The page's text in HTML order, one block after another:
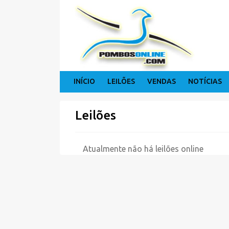
INÍCIO LEILÕES VENDAS NOTÍCIAS
Leilões
Atualmente não há leilões online